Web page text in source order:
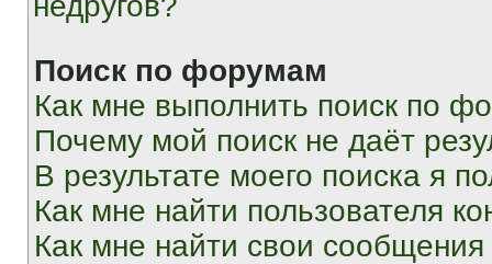
Поиск по форумам
Как мне выполнить поиск по
Почему мой поиск не даёт
В результате моего поиска я
Как мне найти пользователя
Как мне найти свои